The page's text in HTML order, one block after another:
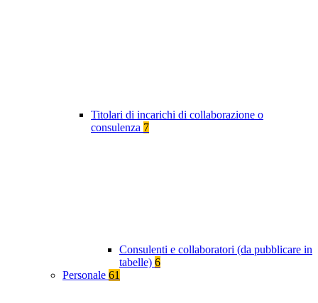
Titolari di incarichi di collaborazione o
consulenza 7
Consulenti e collaboratori (da pubblicare in
tabelle) 6
Personale 61